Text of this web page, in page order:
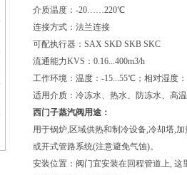
介质温度：-20……220℃
连接方式：法兰连接
可配执行器：SAX SKD SKB SKC
流通能力KVS：0.16...400m3/h
工作环境：温度：-15...55℃；相对湿度：
适用介质：冷冻水、热水、防冻水、高
西门子蒸汽阀用途：
用于锅炉,区域供热和制冷设备,冷却塔,
或开式管路系统(注意避免气蚀)。
安装位置：阀门宜安装在回程管道上,